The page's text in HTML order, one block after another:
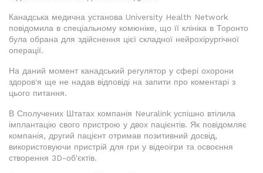
Канадська медична установа University Health Network
повідомила в спеціальному комюніке, що її клініка в Торонто
була обрана для здійснення цієї складної нейрохірургічної
операції.
На даний момент канадський регулятор у сфері охорони
здоров'я ще не надав відповіді на запити про коментарі з
цього питання.
В Сполучених Штатах компанія Neuralink успішно втілила
імплантацію свого пристрою у двох пацієнтів. Як повідомляє
компанія, другий пацієнт отримав позитивний досвід,
використовуючи пристрій для гри у відеоігри та освоєння
створення 3D-об'єктів.